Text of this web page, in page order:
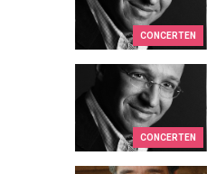
CONCERTEN
CONCERTEN